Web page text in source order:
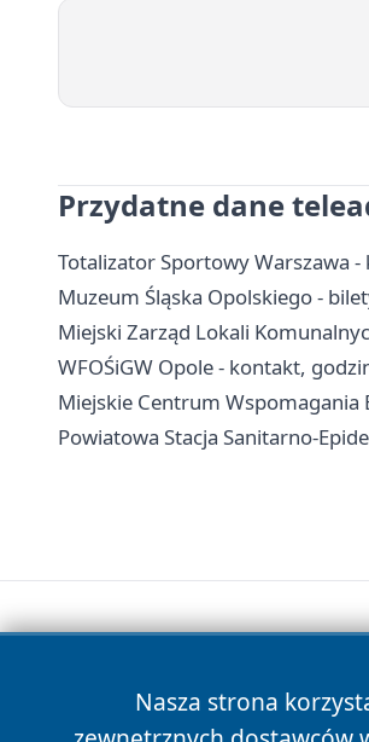
Przydatne dane
Totalizator Sportowy Warszawa
Muzeum Śląska Opolskiego -
Miejski Zarząd Lokali
WFOŚiGW Opole - kontakt,
Miejskie Centrum
Powiatowa Stacja Sanitarno-
Nasza strona